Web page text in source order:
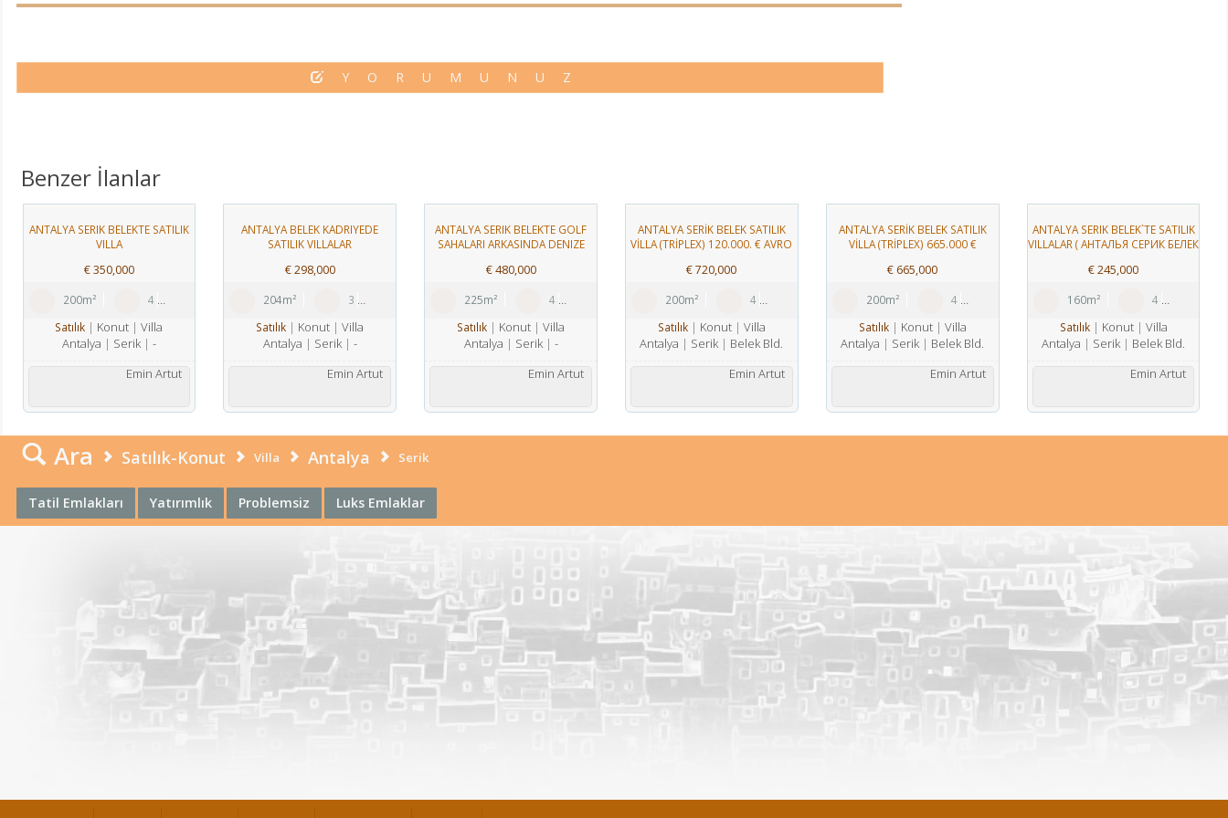
YORUMUNUZ
Benzer İlanlar
ANTALYA SERIK BELEKTE SATILIK
VILLA
€350,000
200m² 4
Satılık
Konut
Villa
Antalya
Serik
-
Emin Artut
ANTALYA BELEK KADRIYEDE
SATILIK VILLALAR
€298,000
204m² 3
Satılık
Konut
Villa
Antalya
Serik
-
Emin Artut
ANTALYA SERIK BELEKTE GOLF
SAHALARI ARKASINDA DENIZE
HALINDE SATILIK 12 ADET 4+1
€480,000
225m² 4
Satılık
Konut
Villa
Antalya
Serik
-
Emin Artut
ANTALYA SERİK BELEK SATILIK
VİLLA (TRİPLEX) 120.000. € AVRO
€720,000
200m² 4
Satılık
Konut
Villa
Antalya
Serik
Belek Bld.
Emin Artut
ANTALYA SERİK BELEK SATILIK
VİLLA (TRİPLEX) 665.000 €
€ 665,000
200m² 4
Satılık
Konut
Villa
Antalya
Serik
Belek Bld.
Emin Artut
ANTALYA SERIK BELEK`TE SATILIK
VILLALAR ( АНТАЛЬЯ СЕРИК БЕЛЕК
€245,000
160m² 4
Satılık
Konut
Villa
Antalya
Serik
Belek Bld.
Emin Artut
Ara Satılık-Konut Villa Antalya Serik
Tatil Emlakları Yatırımlık Problemsiz Luks Emlaklar